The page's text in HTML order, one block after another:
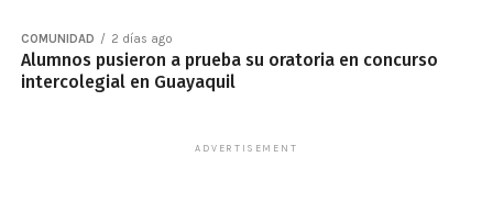
COMUNIDAD 2 días ago
Alumnos pusieron a prueba su oratoria en concurso
intercolegial en Guayaquil
ADVERTISEMENT